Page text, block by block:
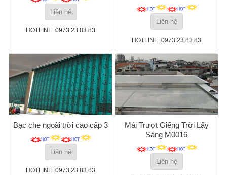
Liên hệ
HOTLINE: 0973.23.83.83
Liên hệ
HOTLINE: 0973.23.83.83
Bạc che ngoài trời cao cấp 3
Liên hệ
HOTLINE: 0973.23.83.83
Mái Trượt Giếng Trời Lấy
Sáng M0016
Liên hệ